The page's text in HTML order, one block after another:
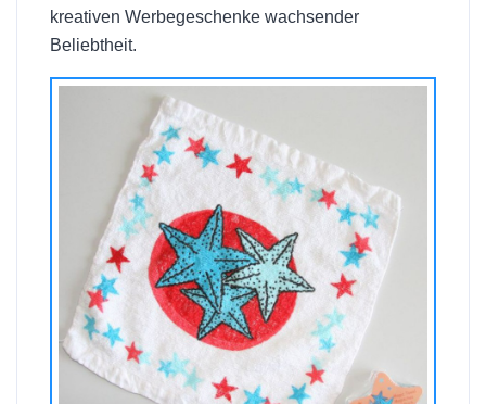
kreativen Werbegeschenke wachsender
Beliebtheit.